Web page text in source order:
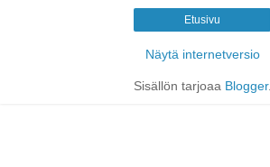
Etusivu
Näytä internetversio
Sisällön tarjoaa Blogger.